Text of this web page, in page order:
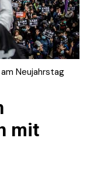
Neujahrstag
mit